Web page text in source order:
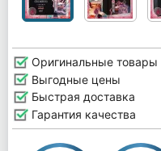
Оригинальные товары
Выгодные цены
Быстрая доставка
Гарантия качества